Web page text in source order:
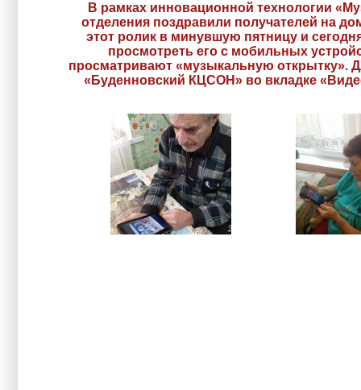
В рамках инновационной технологии
отделения поздравили получателей на
этот ролик в минувшую пятницу и
просмотреть его с мобильных
просматривают «музыкальную открытку».
«Буденновский КЦСОН» во вкладке